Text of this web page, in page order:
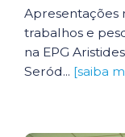
Apresentações
trabalhos e
na EPG
Seród... [saiba